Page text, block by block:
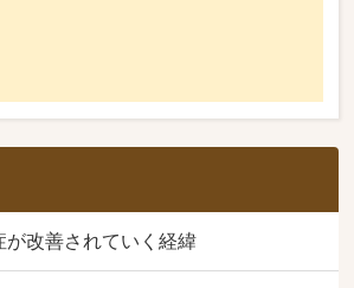
が改善されていく経緯